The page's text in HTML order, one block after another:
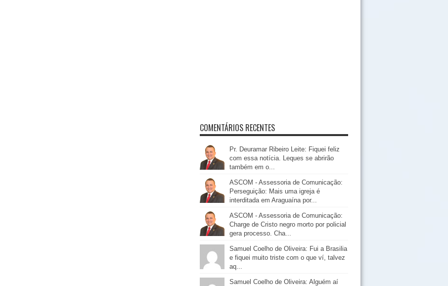
COMENTÁRIOS RECENTES
Pr. Deuramar Ribeiro Leite: Fiquei feliz
com essa notícia. Leques se abrirão
também em o...
ASCOM - Assessoria de Comunicação:
Perseguição: Mais uma igreja é
interditada em Araguaína por...
ASCOM - Assessoria de Comunicação:
Charge de Cristo negro morto por policial
gera processo. Cha...
Samuel Coelho de Oliveira: Fui a Brasilia
e fiquei muito triste com o que ví, talvez
aq...
Samuel Coelho de Oliveira: Alguém aí